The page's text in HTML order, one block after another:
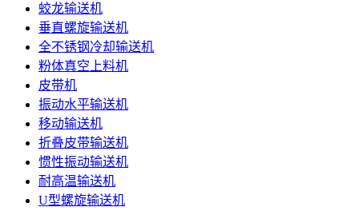
蛟龙输送机
垂直螺旋输送机
全不锈钢冷却输送机
粉体真空上料机
皮带机
振动水平输送机
移动输送机
折叠皮带输送机
惯性振动输送机
耐高温输送机
U型螺旋输送机